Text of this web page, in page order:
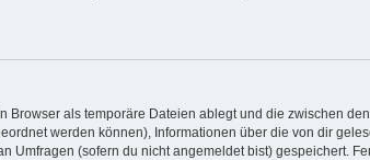
Browser als temporäre Dateien ablegt und die zwischen
werden können), Informationen über die von dir
Umfragen (sofern du nicht angemeldet bist) gespeichert.